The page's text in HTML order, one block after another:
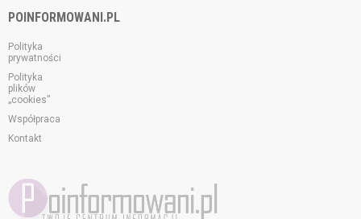
POINFORMOWANI.PL
Polityka
prywatności
Polityka
plików
„cookies”
Współpraca
Kontakt